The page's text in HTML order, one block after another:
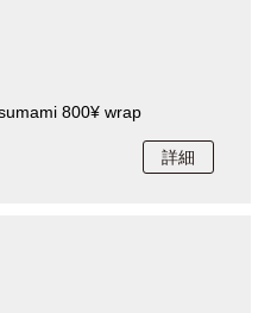
800¥ wrap
詳細